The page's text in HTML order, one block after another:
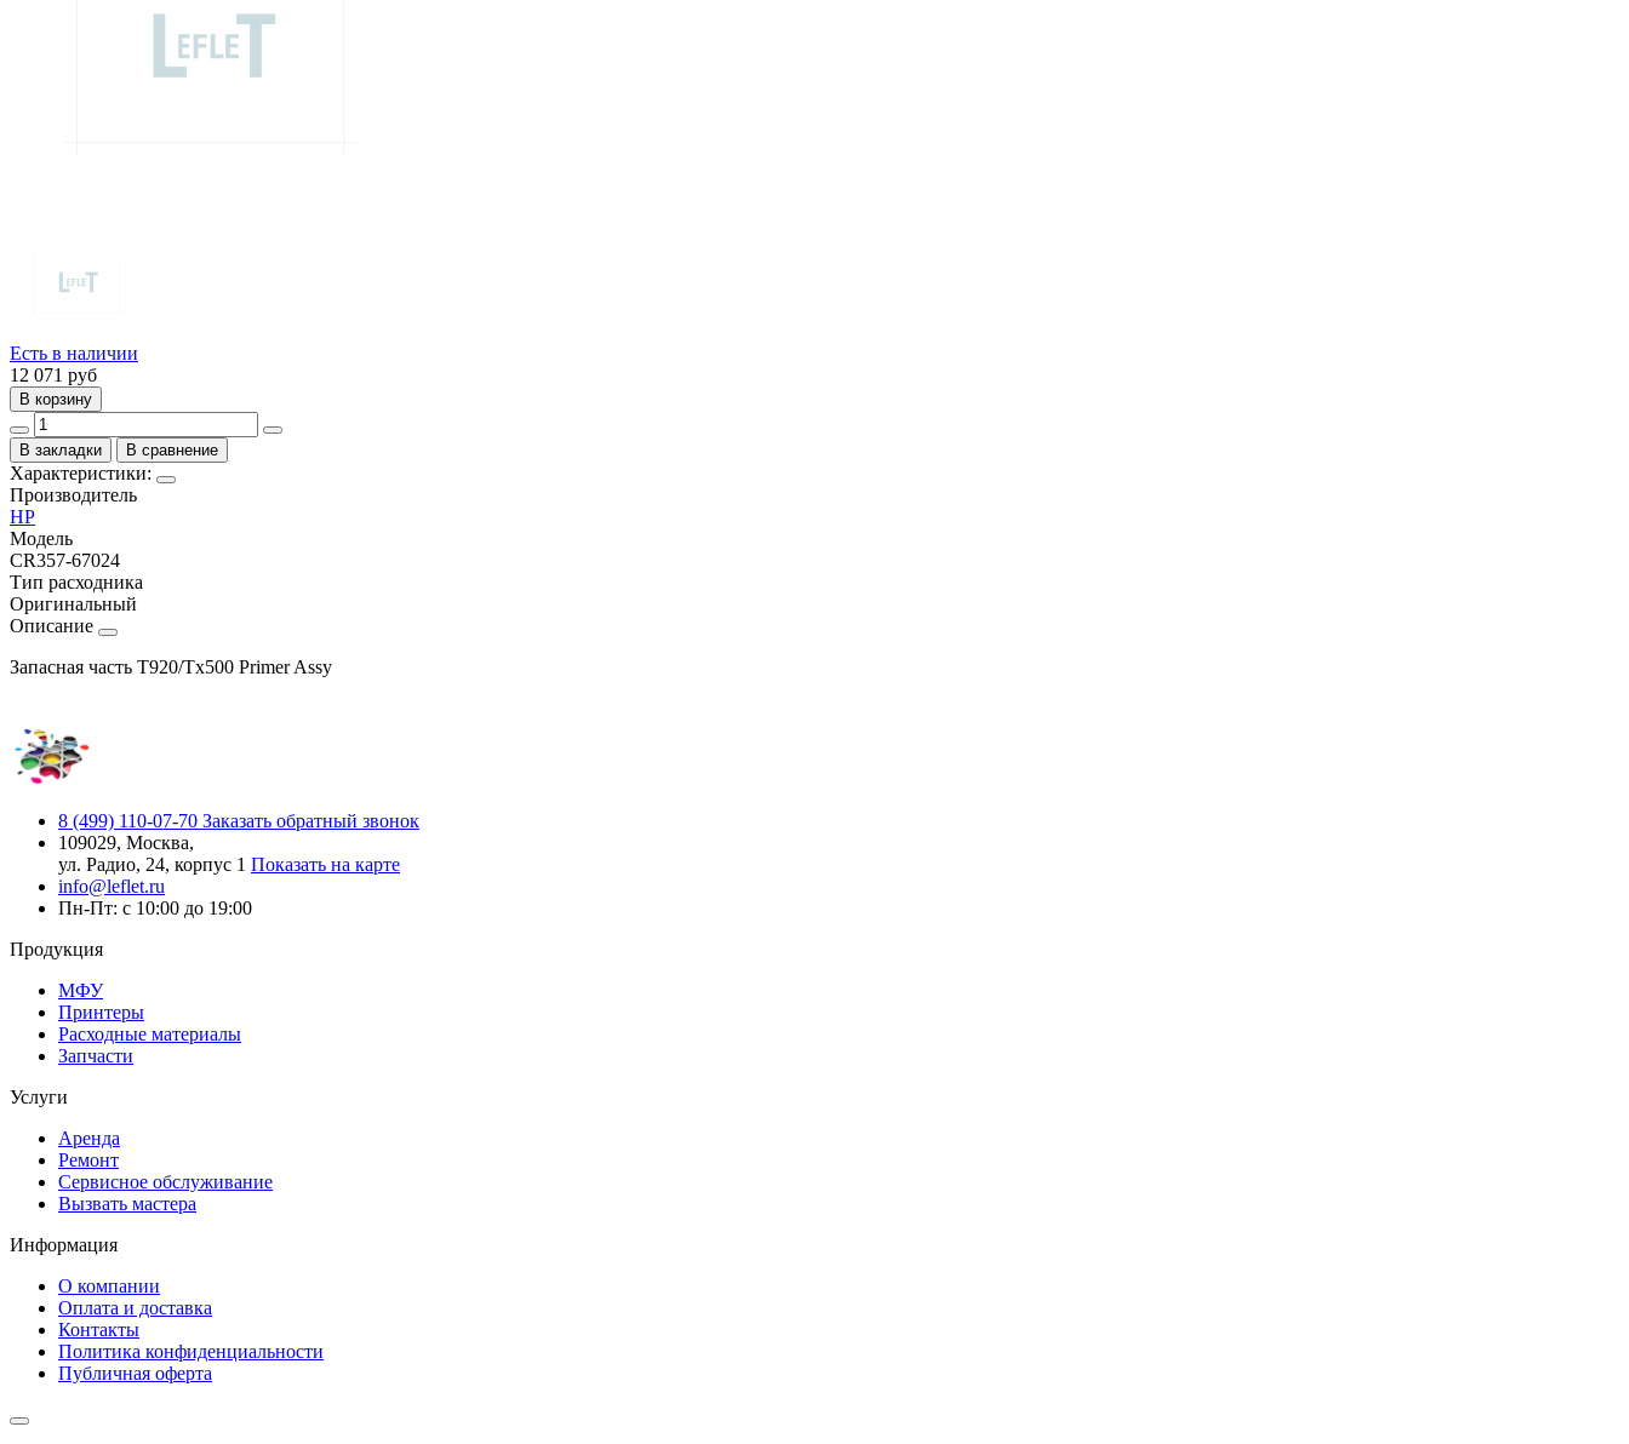
Есть в наличии
12 071 руб
В корзину
В закладки В сравнение
Характеристики:
Производитель
HP
Модель
CR357-67024
Тип расходника
Оригинальный
Описание
Запасная часть T920/Tx500 Primer Assy
8 (499) 110-07-70 Заказать обратный звонок
109029, Москва,
ул. Радио, 24, корпус 1 Показать на карте
info@leflet.ru
Пн-Пт: с 10:00 до 19:00
Продукция
МФУ
Принтеры
Расходные материалы
Запчасти
Услуги
Аренда
Ремонт
Сервисное обслуживание
Вызвать мастера
Информация
О компании
Оплата и доставка
Контакты
Политика конфиденциальности
Публичная оферта